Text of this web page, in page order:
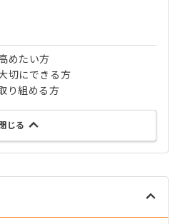
めたい方
切にできる方
り組める方
閉じる